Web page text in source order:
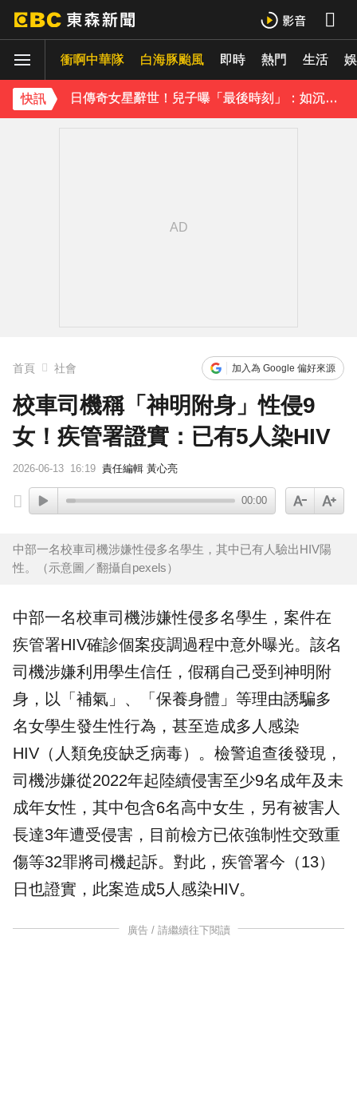
衝啊中華隊 白海豚颱風 即時 熱門 生活
快訊
曾國城、徐乃麟當眾激吻！戳破保鮮膜「抱頭狂親」他求饒喊：沒氣了
日傳奇女星辭世！兒子曝「最後時刻」：如沉睡般離開
首頁 社會 加入為 Google 偏好來源
校車司機稱「神明附身」性侵9
女！疾管署證實：已有5人染HIV
2026-06-13 16:19 責任編輯 黃心亮
00:00
中部一名校車司機涉嫌性侵多名學生，其中已有人驗出HIV陽
性。（示意圖／翻攝自pexels）
中部一名校車司機涉嫌性侵多名學生，案件在
疾管署HIV確診個案疫調過程中意外曝光。該名
司機涉嫌利用學生信任，假稱自己受到神明附
身，以「補氣」、「保養身體」等理由誘騙多
名女學生發生性行為，甚至造成多人感染
HIV（人類免疫缺乏病毒）。檢警追查後發現，
司機涉嫌從2022年起陸續侵害至少9名成年及未
成年女性，其中包含6名高中女生，另有被害人
長達3年遭受侵害，目前檢方已依強制性交致重
傷等32罪將司機起訴。對此，疾管署今（13）
日也證實，此案造成5人感染HIV。
廣告 / 請繼續往下閱讀